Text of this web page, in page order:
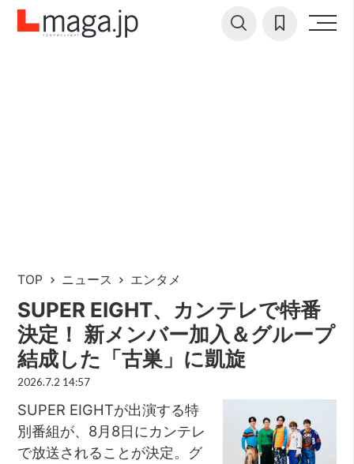
TOP ニュース エンタメ
SUPER EIGHT、カンテレで特番
決定！ 新メンバー加入＆グループ
結成した「古巣」に凱旋
2026.7.2 14:57
SUPER EIGHTが出演する特
別番組が、8月8日にカンテレ
で放送されることが決定。グ